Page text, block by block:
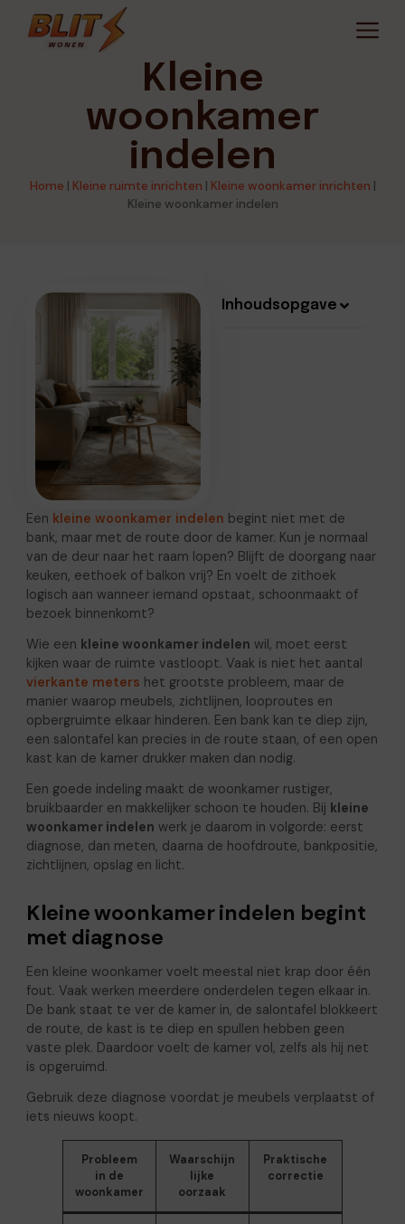
Kleine
woonkamer
indelen
Home | Kleine ruimte inrichten | Kleine woonkamer inrichten |
Kleine woonkamer indelen
Een kleine woonkamer indelen begint niet met de
bank, maar met de route door de kamer. Kun je normaal
van de deur naar het raam lopen? Blijft de doorgang naar
keuken, eethoek of balkon vrij? En voelt de zithoek
logisch aan wanneer iemand opstaat, schoonmaakt of
bezoek binnenkomt?
Wie een kleine woonkamer indelen wil, moet eerst
kijken waar de ruimte vastloopt. Vaak is niet het aantal
vierkante meters het grootste probleem, maar de
manier waarop meubels, zichtlijnen, looproutes en
opbergruimte elkaar hinderen. Een bank kan te diep zijn,
een salontafel kan precies in de route staan, of een open
kast kan de kamer drukker maken dan nodig.
Een goede indeling maakt de woonkamer rustiger,
bruikbaarder en makkelijker schoon te houden. Bij kleine
woonkamer indelen werk je daarom in volgorde: eerst
diagnose, dan meten, daarna de hoofdroute, bankpositie,
zichtlijnen, opslag en licht.
Kleine woonkamer indelen begint
met diagnose
Een kleine woonkamer voelt meestal niet krap door één
fout. Vaak werken meerdere onderdelen tegen elkaar in.
De bank staat te ver de kamer in, de salontafel blokkeert
de route, de kast is te diep en spullen hebben geen
vaste plek. Daardoor voelt de kamer vol, zelfs als hij net
is opgeruimd.
Gebruik deze diagnose voordat je meubels verplaatst of
iets nieuws koopt.
Probleem
in de
woonkamer
Waarschijn
lijke
oorzaak
Praktische
correctie
Inhoudsopgave